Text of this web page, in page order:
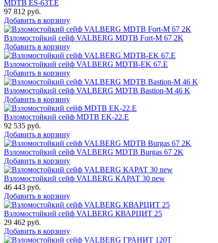
MDTB ES-63Т.Е
97 812 руб.
Добавить в корзину
Взломостойкий сейф VALBERG MDTB Fort-M 67 2K
Добавить в корзину
Взломостойкий сейф VALBERG MDTB-EK 67.E
Добавить в корзину
Взломостойкий сейф VALBERG MDTB Bastion-M 46 K
Добавить в корзину
Взломостойкий сейф MDTB EK-22.E
92 535 руб.
Добавить в корзину
Взломостойкий сейф VALBERG MDTB Burgas 67 2K
Добавить в корзину
Взломостойкий сейф VALBERG КАРАТ 30 new
46 443 руб.
Добавить в корзину
Взломостойкий сейф VALBERG КВАРЦИТ 25
29 462 руб.
Добавить в корзину